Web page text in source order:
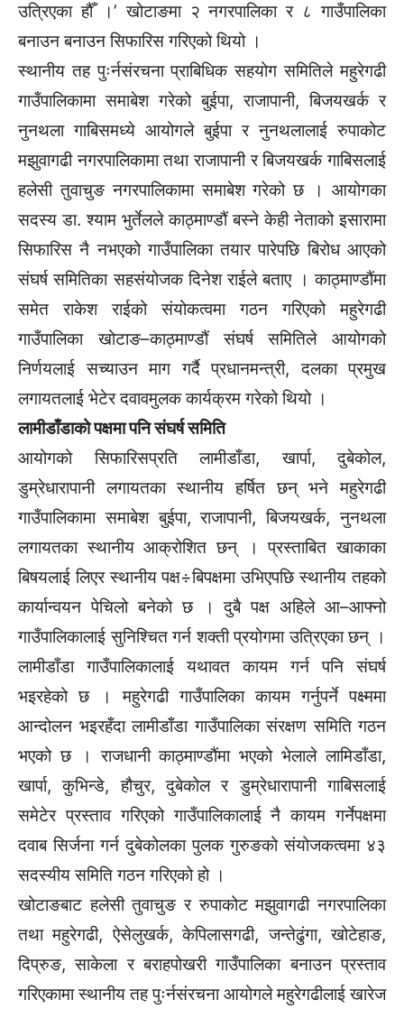
उत्रिएका हौँ ।’ खोटाङमा २ नगरपालिका र ८ गाउँपालिका
बनाउन बनाउन सिफारिस गरिएको थियो ।
स्थानीय तह पुःर्नसंरचना प्राबिधिक सहयोग समितिले महुरेगढी
गाउँपालिकामा समाबेश गरेको बुईपा, राजापानी, बिजयखर्क र
नुनथला गाबिसमध्ये आयोगले बुईपा र नुनथलालाई रुपाकोट
मझुवागढी नगरपालिकामा तथा राजापानी र बिजयखर्क गाबिसलाई
हलेसी तुवाचुङ नगरपालिकामा समाबेश गरेको छ । आयोगका
सदस्य डा. श्याम भुर्तेलले काठ्माण्डौं बस्ने केही नेताको इसारामा
सिफारिस नै नभएको गाउँपालिका तयार पारेपछि बिरोध आएको
संघर्ष समितिका सहसंयोजक दिनेश राईले बताए । काठ्माण्डौंमा
समेत राकेश राईको संयोकत्वमा गठन गरिएको महुरेगढी
गाउँपालिका खोटाङ–काठ्माण्डौं संघर्ष समितिले आयोगको
निर्णयलाई सच्याउन माग गर्दै प्रधानमन्त्री, दलका प्रमुख
लगायतलाई भेटेर दवावमुलक कार्यक्रम गरेको थियो ।
लामीडाँडाको पक्षमा पनि संघर्ष समिति
आयोगको सिफारिसप्रति लामीडाँडा, खार्पा, दुबेकोल,
डुम्रेधारापानी लगायतका स्थानीय हर्षित छन् भने महुरेगढी
गाउँपालिकामा समाबेश बुईपा, राजापानी, बिजयखर्क, नुनथला
लगायतका स्थानीय आक्रोशित छन् । प्रस्ताबित खाकाका
बिषयलाई लिएर स्थानीय पक्ष÷बिपक्षमा उभिएपछि स्थानीय तहको
कार्यान्वयन पेचिलो बनेको छ । दुबै पक्ष अहिले आ–आफ्नो
गाउँपालिकालाई सुनिश्चित गर्न शक्ती प्रयोगमा उत्रिएका छन् ।
लामीडाँडा गाउँपालिकालाई यथावत कायम गर्न पनि संघर्ष
भइरहेको छ । महुरेगढी गाउँपालिका कायम गर्नुपर्ने पक्ष्ममा
आन्दोलन भइरहँदा लामीडाँडा गाउँपालिका संरक्षण समिति गठन
भएको छ । राजधानी काठ्माण्डौंमा भएको भेलाले लामिडाँडा,
खार्पा, कुभिन्डे, हौचुर, दुबेकोल र डुम्रेधारापानी गाबिसलाई
समेटेर प्रस्ताव गरिएको गाउँपालिकालाई नै कायम गर्नेपक्षमा
दवाब सिर्जना गर्न दुबेकोलका पुलक गुरुङको संयोजकत्वमा ४३
सदस्यीय समिति गठन गरिएको हो ।
खोटाङबाट हलेसी तुवाचुङ र रुपाकोट मझुवागढी नगरपालिका
तथा महुरेगढी, ऐसेलुखर्क, केपिलासगढी, जन्तेढुंगा, खोटेहाङ,
दिप्रुङ, साकेला र बराहपोखरी गाउँपालिका बनाउन प्रस्ताव
गरिएकामा स्थानीय तह पुःर्नसंरचना आयोगले महुरेगढीलाई खारेज